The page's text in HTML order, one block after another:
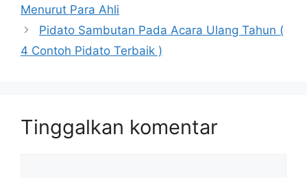
Menurut Para Ahli
Pidato Sambutan Pada Acara Ulang Tahun (
4 Contoh Pidato Terbaik )
Tinggalkan komentar